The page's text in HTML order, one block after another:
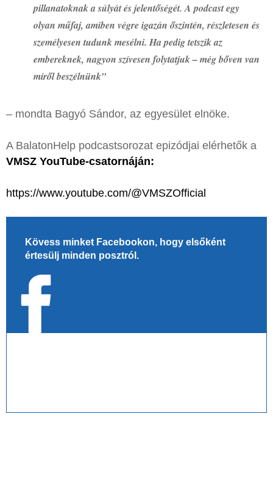
pillanatoknak a súlyát és jelentőségét. A podcast egy
olyan műfaj, amiben végre igazán őszintén, részletesen és
személyesen tudunk mesélni. Ha pedig tetszik az
embereknek, nagyon szívesen folytatjuk – még bőven van
miről beszélnünk”
– mondta Bagyó Sándor, az egyesület elnöke.
A BalatonHelp podcastsorozat epizódjai elérhetők a
VMSZ YouTube-csatornáján:
https://www.youtube.com/@VMSZOfficial
Kövess minket Facebookon, hogy elsőként
értesülj minden posztról.